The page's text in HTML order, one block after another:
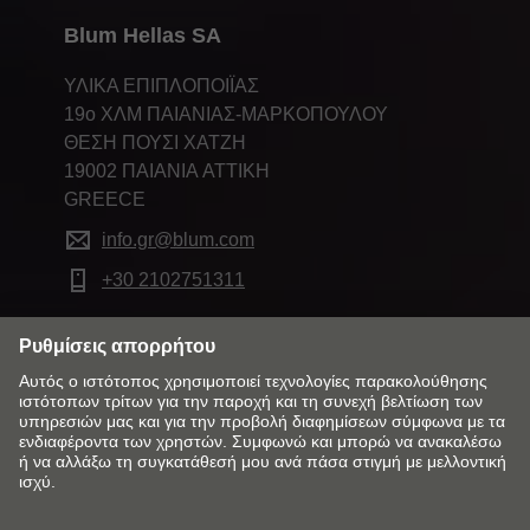
Blum Hellas SA
ΥΛΙΚΑ ΕΠΙΠΛΟΠΟΙΪΑΣ
19ο ΧΛΜ ΠΑΙΑΝΙΑΣ-ΜΑΡΚΟΠΟΥΛΟΥ
ΘΕΣΗ ΠΟΥΣΙ ΧΑΤΖΗ
19002 ΠΑΙΑΝΙΑ ATTIKH
GREECE
info.gr@blum.com
+30 2102751311
Αλλάξτε αγορά και γλώσσα
Πολιτική Επιστροφών Επικοινωνία